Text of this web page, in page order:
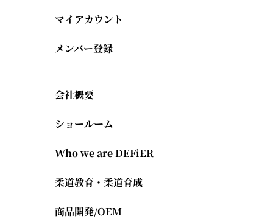
マイアカウント
メンバー登録
会社概要
ショールーム
Who we are DEFiER
柔道教育・柔道育成
商品開発/OEM